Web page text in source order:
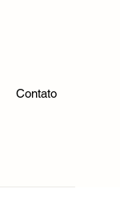
Contato